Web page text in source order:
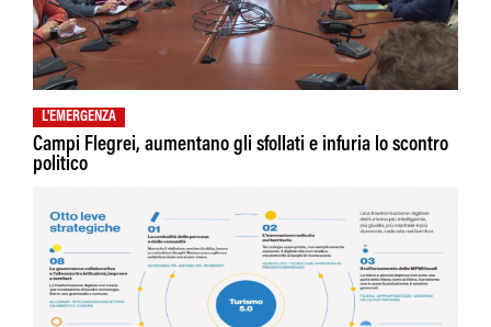
L'EMERGENZA
Campi Flegrei, aumentano gli sfollati e infuria lo scontro
politico